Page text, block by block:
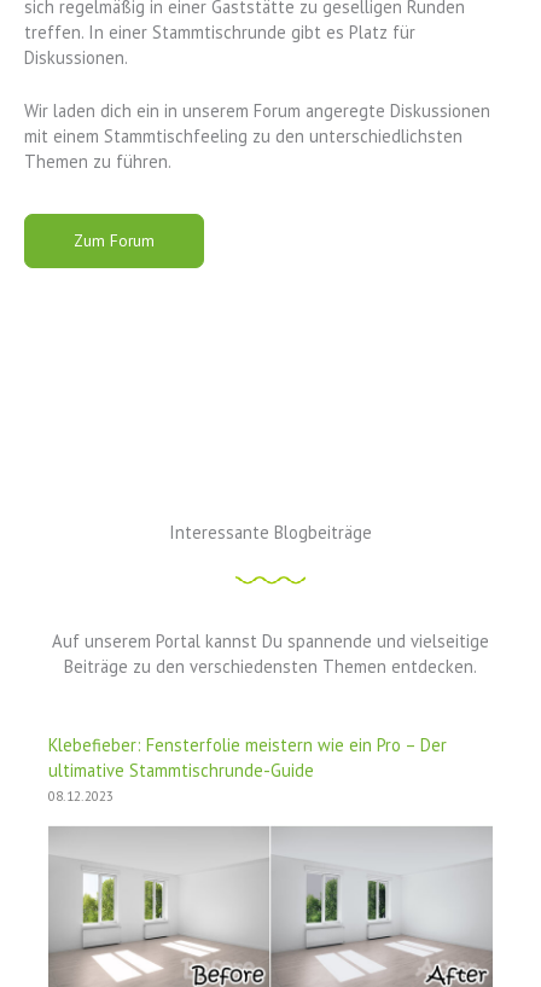
sich regelmäßig in einer Gaststätte zu geselligen Runden
treffen. In einer Stammtischrunde gibt es Platz für
Diskussionen.
Wir laden dich ein in unserem Forum angeregte Diskussionen
mit einem Stammtischfeeling zu den unterschiedlichsten
Themen zu führen.
Zum Forum
Interessante Blogbeiträge
Auf unserem Portal kannst Du spannende und vielseitige
Beiträge zu den verschiedensten Themen entdecken.
Klebefieber: Fensterfolie meistern wie ein Pro – Der
ultimative Stammtischrunde-Guide
08.12.2023